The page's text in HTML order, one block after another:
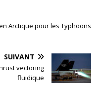
Arctique pour les Typhoons
SUIVANT
vectoring
fluidique